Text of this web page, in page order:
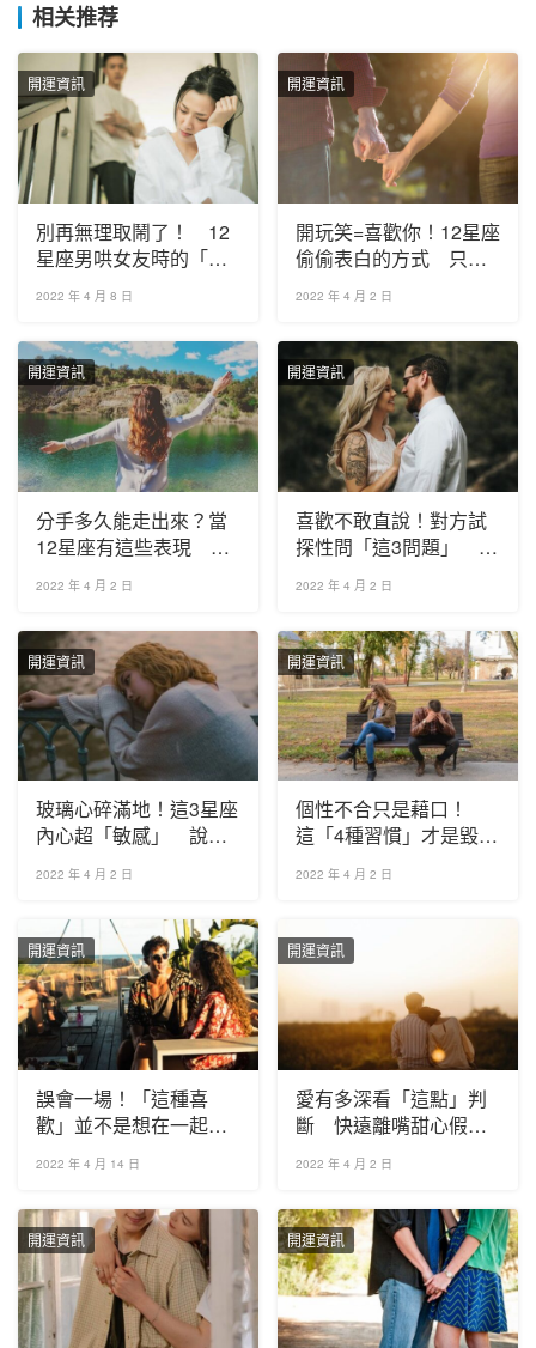
相关推荐
開運資訊
別再無理取鬧了！ 12
星座男哄女友時的「心
裡話」大公開
2022 年 4 月 8 日
開運資訊
開玩笑=喜歡你！12星座
偷偷表白的方式 只希
望你收了他
2022 年 4 月 2 日
開運資訊
分手多久能走出來？當
12星座有這些表現 代
表已經「放下你」
2022 年 4 月 2 日
開運資訊
喜歡不敢直說！對方試
探性問「這3問題」 就
是想跟你在一起
2022 年 4 月 2 日
開運資訊
玻璃心碎滿地！這3星座
內心超「敏感」 說者
無心他卻難過整天
2022 年 4 月 2 日
開運資訊
個性不合只是藉口！
這「4種習慣」才是毀掉
愛情的真正原因
2022 年 4 月 2 日
開運資訊
誤會一場！「這種喜
歡」並不是想在一起
而是代表其他意思
2022 年 4 月 14 日
開運資訊
愛有多深看「這點」判
斷 快遠離嘴甜心假星
座男！
2022 年 4 月 2 日
開運資訊 開運資訊